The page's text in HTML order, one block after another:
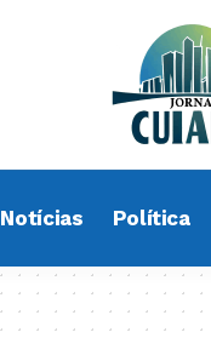
Notícias Política